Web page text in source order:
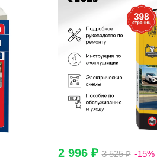
2 996 ₽3 525 ₽ -15%